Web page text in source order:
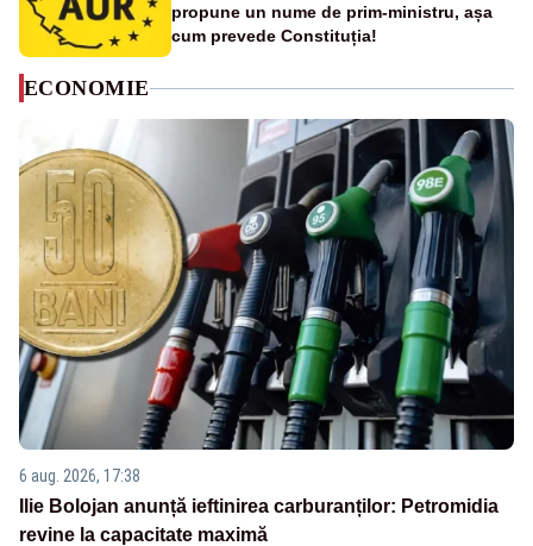
propune un nume de prim-ministru, așa
cum prevede Constituția!
ECONOMIE
6 aug. 2026, 17:38
Ilie Bolojan anunță ieftinirea carburanților: Petromidia
revine la capacitate maximă